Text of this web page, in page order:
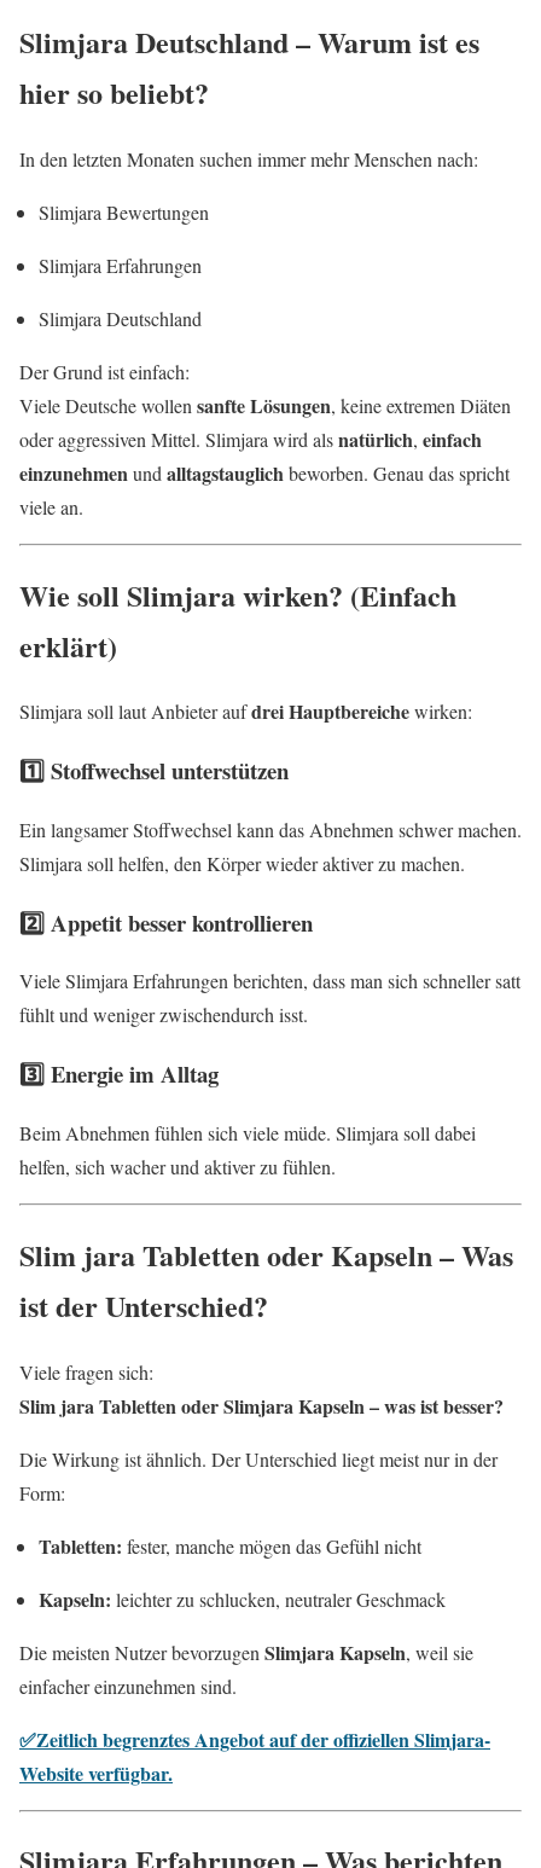
Slimjara Deutschland – Warum ist es
hier so beliebt?
In den letzten Monaten suchen immer mehr Menschen nach:
Slimjara Bewertungen
Slimjara Erfahrungen
Slimjara Deutschland
Der Grund ist einfach:
Viele Deutsche wollen sanfte Lösungen, keine extremen Diäten
oder aggressiven Mittel. Slimjara wird alsnatürlich, einfach
einzunehmenund alltagstauglichbeworben. Genau das spricht
viele an.
Wie soll Slimjara wirken? (Einfach
erklärt)
Slimjara soll laut Anbieter aufdrei Hauptbereichewirken:
1️⃣ Stoffwechsel unterstützen
Ein langsamer Stoffwechsel kann das Abnehmen schwer machen.
Slimjara soll helfen, den Körper wieder aktiver zu machen.
2️⃣ Appetit besser kontrollieren
Viele Slimjara Erfahrungen berichten, dass man sich schneller satt
fühlt und weniger zwischendurch isst.
3️⃣ Energie im Alltag
Beim Abnehmen fühlen sich viele müde. Slimjara soll dabei
helfen, sich wacher und aktiver zu fühlen.
Slim jara Tabletten oder Kapseln – Was
ist der Unterschied?
Viele fragen sich:
Slim jara Tabletten oder Slimjara Kapseln – was ist besser?
Die Wirkung ist ähnlich. Der Unterschied liegt meist nur in der
Form:
Tabletten: fester, manche mögen das Gefühl nicht
Kapseln: leichter zu schlucken, neutraler Geschmack
Die meisten Nutzer bevorzugen Slimjara Kapseln, weil sie
einfacher einzunehmen sind.
✅Zeitlich begrenztes Angebot auf der offiziellen Slimjara-
Website verfügbar.